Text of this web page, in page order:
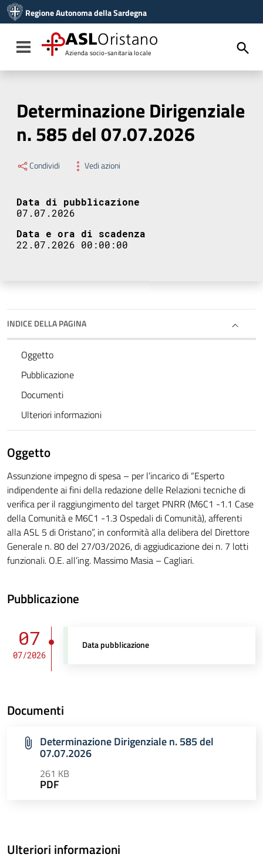
Vai al menu di navigazione
Vai al footer
Regione Autonoma della Sardegna
Toggle navigation
ASLOristano
Azienda socio-sanitaria locale
Determinazione Dirigenziale
n. 585 del 07.07.2026
Condividi Vedi azioni
Data di pubblicazione
07.07.2026
Data e ora di scadenza
22.07.2026 00:00:00
INDICE DELLA PAGINA
Oggetto
Pubblicazione
Documenti
Ulteriori informazioni
Oggetto
Assunzione impegno di spesa – per l’incarico di “Esperto
indipendente ai fini della redazione delle Relazioni tecniche di
verifica per il raggiungimento del target PNRR (M6C1 -1.1 Case
della Comunità e M6C1 -1.3 Ospedali di Comunità), afferenti
alla ASL 5 di Oristano”, in conformità alla delibera del Direttore
Generale n. 80 del 27/03/2026, di aggiudicazione dei n. 7 lotti
funzionali. O.E. all’ing. Massimo Masia – Cagliari.
Pubblicazione
07
07/2026
Data pubblicazione
Documenti
Determinazione Dirigenziale n. 585 del
07.07.2026
261 KB
PDF
Ulteriori informazioni